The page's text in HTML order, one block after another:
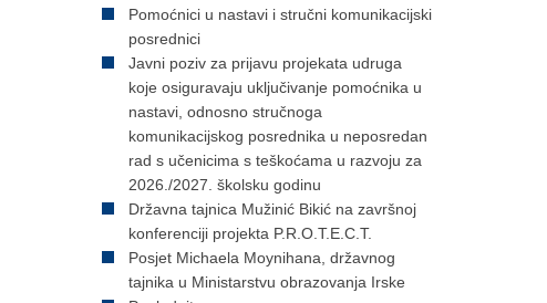
Pomoćnici u nastavi i stručni komunikacijski
posrednici
Javni poziv za prijavu projekata udruga
koje osiguravaju uključivanje pomoćnika u
nastavi, odnosno stručnoga
komunikacijskog posrednika u neposredan
rad s učenicima s teškoćama u razvoju za
2026./2027. školsku godinu
Državna tajnica Mužinić Bikić na završnoj
konferenciji projekta P.R.O.T.E.C.T.
Posjet Michaela Moynihana, državnog
tajnika u Ministarstvu obrazovanja Irske